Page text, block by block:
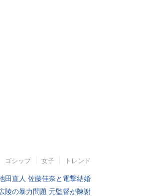
ゴシップ 女子 トレンド
田直人 佐藤佳奈と電撃結婚
陵の暴力問題 元監督が陳謝